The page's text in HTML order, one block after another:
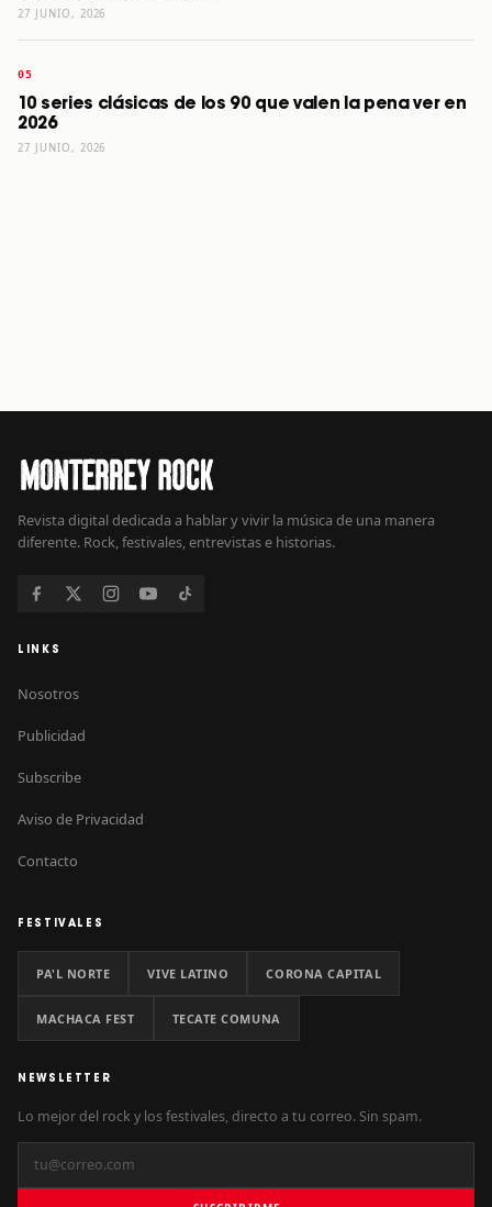
27 JUNIO, 2026
10 series clásicas de los 90 que valen la pena ver en
2026
27 JUNIO, 2026
Revista digital dedicada a hablar y vivir la música de una manera
diferente. Rock, festivales, entrevistas e historias.
LINKS
Nosotros
Publicidad
Subscribe
Aviso de Privacidad
Contacto
FESTIVALES
PA'L NORTE VIVE LATINO CORONA CAPITAL
MACHACA FEST TECATE COMUNA
NEWSLETTER
Lo mejor del rock y los festivales, directo a tu correo. Sin spam.